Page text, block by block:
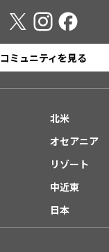
コミュニティを見る
北米
オセアニア
リゾート
中近東
日本